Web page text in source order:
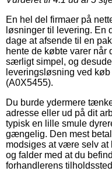
En hel del firmaer på
løsninger til levering. En
dage at afsende til en
hente de købte varer når
særligt simpel, og
leveringsløsning ved
(A0X5455).
Du burde ydermere
adresse eller ud på dit
typisk en lille smule
gængelig. Den mest
modsiges at være selv at
og falder med at du
forhandlerens